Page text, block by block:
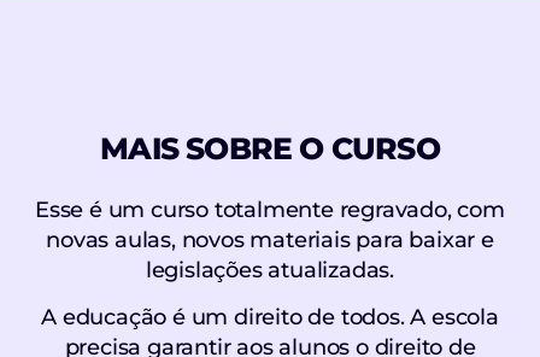
MAIS SOBRE O CURSO
Esse é um curso totalmente regravado, com
novas aulas, novos materiais para baixar e
legislações atualizadas.
A educação é um direito de todos. A escola
precisa garantir aos alunos o direito de